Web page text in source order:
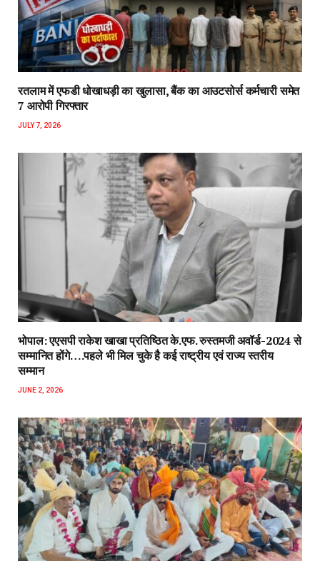
रतलाम में एफडी धोखाधड़ी का खुलासा, बैंक का आउटसोर्स कर्मचारी समेत
7 आरोपी गिरफ्तार
JULY 7, 2026
भोपाल: एएसपी राकेश‌ खाखा प्रतिष्ठित के.एफ. रुस्तमजी अवॉर्ड-2024 से
सम्मानित होंगे….पहले भी मिल चुके है कई राष्ट्रीय एवं राज्य स्तरीय
सम्मान
JUNE 2, 2026